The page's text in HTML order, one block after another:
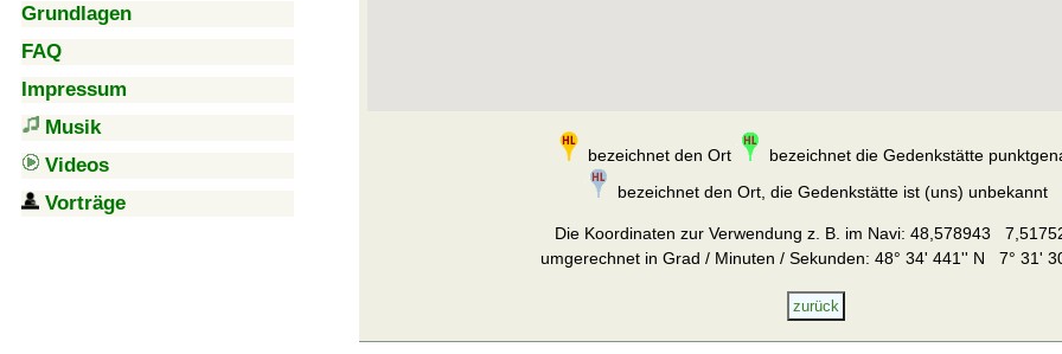
Grundlagen
FAQ
Impressum
Musik
Videos
Vorträge
bezeichnet den Ort
bezeichnet die Gedenkstätte
bezeichnet den Ort, die Gedenkstätte ist (uns) unbekannt
Die Koordinaten zur Verwendung z. B. im Navi: 48,578943
umgerechnet in Grad / Minuten / Sekunden: 48° 34' 441'' N 7° 31'